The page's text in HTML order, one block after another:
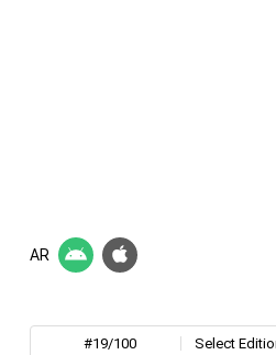
AR
#19/100 Select